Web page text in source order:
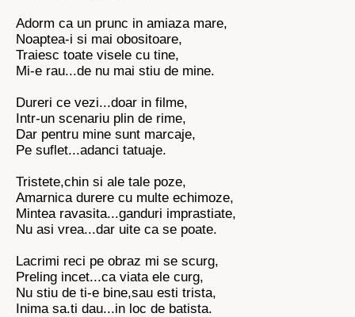
Adorm ca un prunc in amiaza mare,
Noaptea-i si mai obositoare,
Traiesc toate visele cu tine,
Mi-e rau...de nu mai stiu de mine.
Dureri ce vezi...doar in filme,
Intr-un scenariu plin de rime,
Dar pentru mine sunt marcaje,
Pe suflet...adanci tatuaje.
Tristete,chin si ale tale poze,
Amarnica durere cu multe echimoze,
Mintea ravasita...ganduri imprastiate,
Nu asi vrea...dar uite ca se poate.
Lacrimi reci pe obraz mi se scurg,
Preling incet...ca viata ele curg,
Nu stiu de ti-e bine,sau esti trista,
Inima sa.ti dau...in loc de batista.